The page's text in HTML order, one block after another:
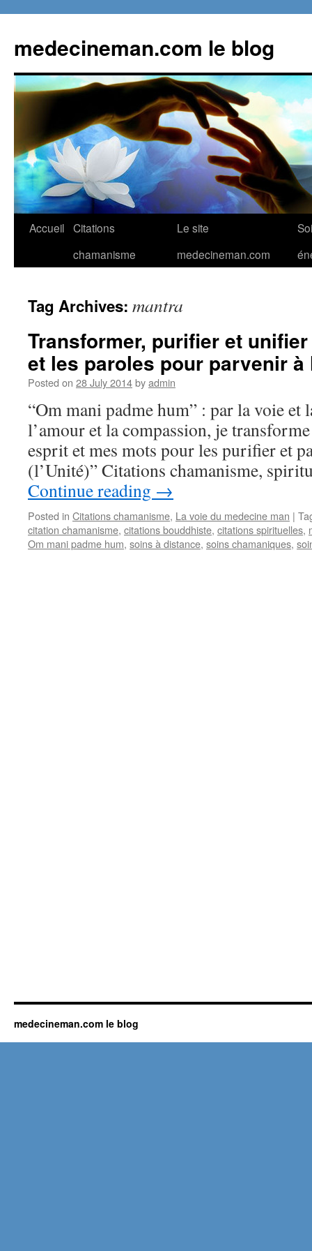
content
medecineman.com le blog
Accueil Citations
chamanisme
Le site
medecineman.com
Tag Archives: mantra
Transformer, purifier et
et les paroles pour parvenir à
Posted on 28 July 2014byadmin
“Om mani padme hum” : par la voie et
l’amour et la compassion, je
esprit et mes mots pour les purifier et
(l’Unité)” Citations chamanisme,
Continue reading →
Posted in Citations chamanisme, La voie du medecine man |
citation chamanisme, citations bouddhiste, citations spirituelles,
Om mani padme hum, soins à distance, soins chamaniques,
medecineman.com le blog